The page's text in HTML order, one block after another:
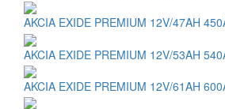
AKCIA EXIDE PREMIUM 12V/47AH
AKCIA EXIDE PREMIUM 12V/53AH
AKCIA EXIDE PREMIUM 12V/61AH